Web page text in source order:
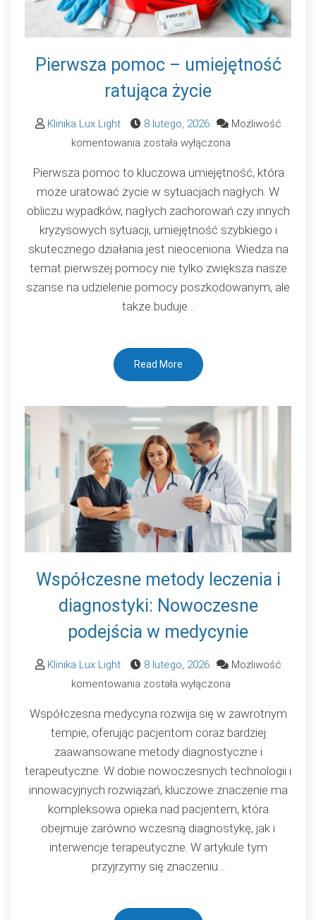
Pierwsza pomoc – umiejętność
ratująca życie
Klinika Lux Light 8 lutego, 2026
Możliwość
komentowania Pierwsza
–
umiejętność
ratująca
życie
została wyłączona
Pierwsza pomoc to kluczowa umiejętność, która
może uratować życie w sytuacjach nagłych. W
obliczu wypadków, nagłych zachorowań czy innych
kryzysowych sytuacji, umiejętność szybkiego i
skutecznego działania jest nieoceniona. Wiedza na
temat pierwszej pomocy nie tylko zwiększa nasze
szanse na udzielenie pomocy poszkodowanym, ale
także buduje…
Read More
Współczesne metody leczenia i
diagnostyki: Nowoczesne
podejścia w medycynie
Klinika Lux Light 8 lutego, 2026
Możliwość
komentowania Współczesne
leczenia
i
diagnostyki:
Nowoczesne
podejścia
w
medycynie
została wyłączona
Współczesna medycyna rozwija się w zawrotnym
tempie, oferując pacjentom coraz bardziej
zaawansowane metody diagnostyczne i
terapeutyczne. W dobie nowoczesnych technologii i
innowacyjnych rozwiązań, kluczowe znaczenie ma
kompleksowa opieka nad pacjentem, która
obejmuje zarówno wczesną diagnostykę, jak i
interwencje terapeutyczne. W artykule tym
przyjrzymy się znaczeniu…